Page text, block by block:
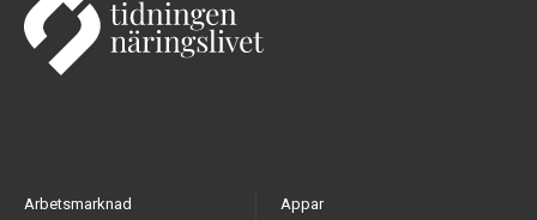
Arbetsmarknad Appar